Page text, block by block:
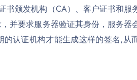
书颁发机构（CA）、客户证书和服
并要求服务器验证其身份，服务器
认证机构才能生成这样的签名,从